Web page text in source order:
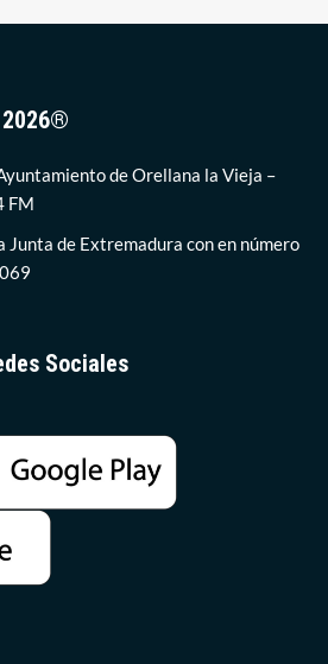
2026®
de Orellana la Vieja –
FM
Junta de Extremadura con en número
Sociales